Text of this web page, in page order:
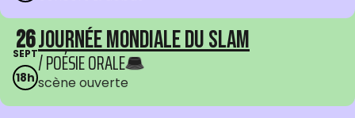
26
SEPT
18h
Journée mondiale du Slam
/ POÉSIE ORALE
scène ouverte